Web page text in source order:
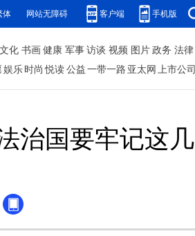
体 网站无障碍 客户端 手机版
文化 书画 健康 军事 访谈 视频 图片 政务 法律
娱乐 时尚 悦读 公益 一带一路 亚太网 上市公司
治国要牢记这几